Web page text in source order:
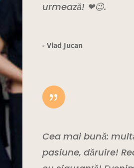
urmează! ❤😉.
- Vlad Jucan
{
Cea mai bună:
pasiune, dăruire!